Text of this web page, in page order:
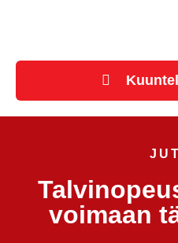
voimaan